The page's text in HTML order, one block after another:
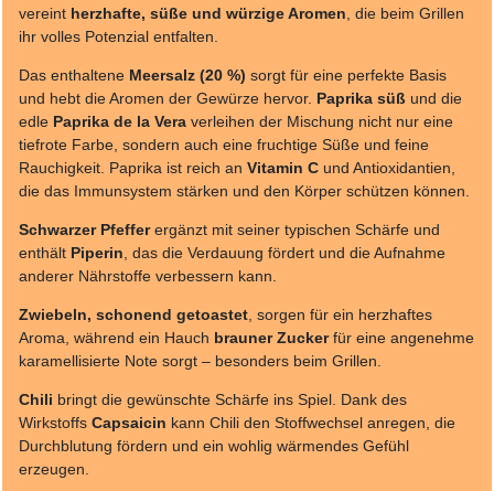
vereint herzhafte, süße und würzige Aromen , die beim Grillen
ihr volles Potenzial entfalten.
Das enthaltene Meersalz (20 %) sorgt für eine perfekte Basis
und hebt die Aromen der Gewürze hervor. Paprika süß und die
edle Paprika de la Vera verleihen der Mischung nicht nur eine
tiefrote Farbe, sondern auch eine fruchtige Süße und feine
Rauchigkeit. Paprika ist reich an Vitamin C und Antioxidantien,
die das Immunsystem stärken und den Körper schützen können.
Schwarzer Pfefferergänzt mit seiner typischen Schärfe und
enthält Piperin , das die Verdauung fördert und die Aufnahme
anderer Nährstoffe verbessern kann.
Zwiebeln, schonend getoastet , sorgen für ein herzhaftes
Aroma, während ein Hauch brauner Zuckerfür eine angenehme
karamellisierte Note sorgt – besonders beim Grillen.
Chili bringt die gewünschte Schärfe ins Spiel. Dank des
Wirkstoffs Capsaicin kann Chili den Stoffwechsel anregen, die
Durchblutung fördern und ein wohlig wärmendes Gefühl
erzeugen.